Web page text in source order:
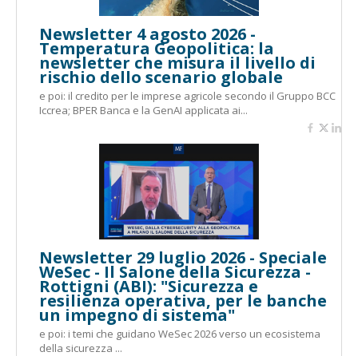
Newsletter 4 agosto 2026 -
Temperatura Geopolitica: la
newsletter che misura il livello di
rischio dello scenario globale
e poi: il credito per le imprese agricole secondo il Gruppo BCC
Iccrea; BPER Banca e la GenAI applicata ai...
Newsletter 29 luglio 2026 - Speciale
WeSec - Il Salone della Sicurezza -
Rottigni (ABI): "Sicurezza e
resilienza operativa, per le banche
un impegno di sistema"
e poi: i temi che guidano WeSec 2026 verso un ecosistema
della sicurezza ...